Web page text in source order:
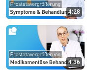
4:28
4:36